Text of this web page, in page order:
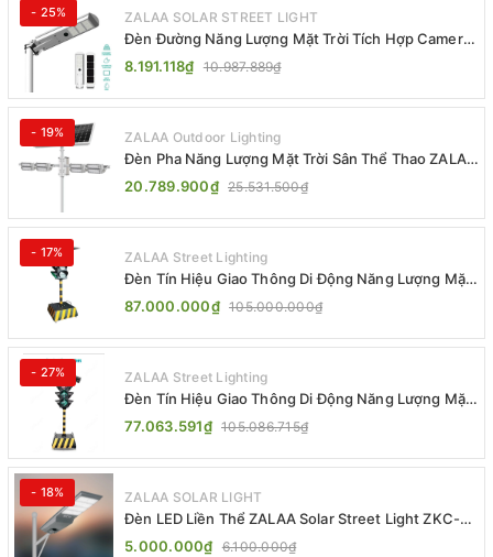
- 25% ZALAA SOLAR STREET LIGHT
Đèn Đường Năng Lượng Mặt Trời Tích Hợp Camera
ZALAA ZL-BJ04-CCTV (80W, IP65)
8.191.118₫ 10.987.889₫
- 19% ZALAA Outdoor Lighting
Đèn Pha Năng Lượng Mặt Trời Sân Thể Thao ZALAA
Jsc Chống Nước IP65 Cao Cấp
20.789.900₫ 25.531.500₫
- 17% ZALAA Street Lighting
Đèn Tín Hiệu Giao Thông Di Động Năng Lượng Mặt
Trời ZALAA ZL-300A-D
87.000.000₫ 105.000.000₫
- 27% ZALAA Street Lighting
Đèn Tín Hiệu Giao Thông Di Động Năng Lượng Mặt
Trời ZALAA ZL-409300C
77.063.591₫ 105.086.715₫
- 18% ZALAA SOLAR LIGHT
Đèn LED Liền Thể ZALAA Solar Street Light ZKC-
TG 20W 25W 30W All In One
5.000.000₫ 6.100.000₫